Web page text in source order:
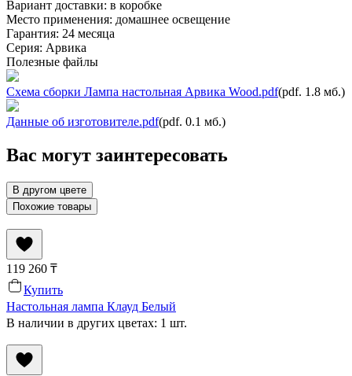
Вариант доставки: в коробке
Место применения: домашнее освещение
Гарантия: 24 месяца
Серия: Арвика
Полезные файлы
Схема сборки Лампа настольная Арвика Wood.pdf(pdf. 1.8 мб.)
Данные об изготовителе.pdf(pdf. 0.1 мб.)
Вас могут заинтересовать
В другом цвете
Похожие товары
119 260 ₸
Купить
Настольная лампа Клауд Белый
В наличии в других цветах: 1 шт.